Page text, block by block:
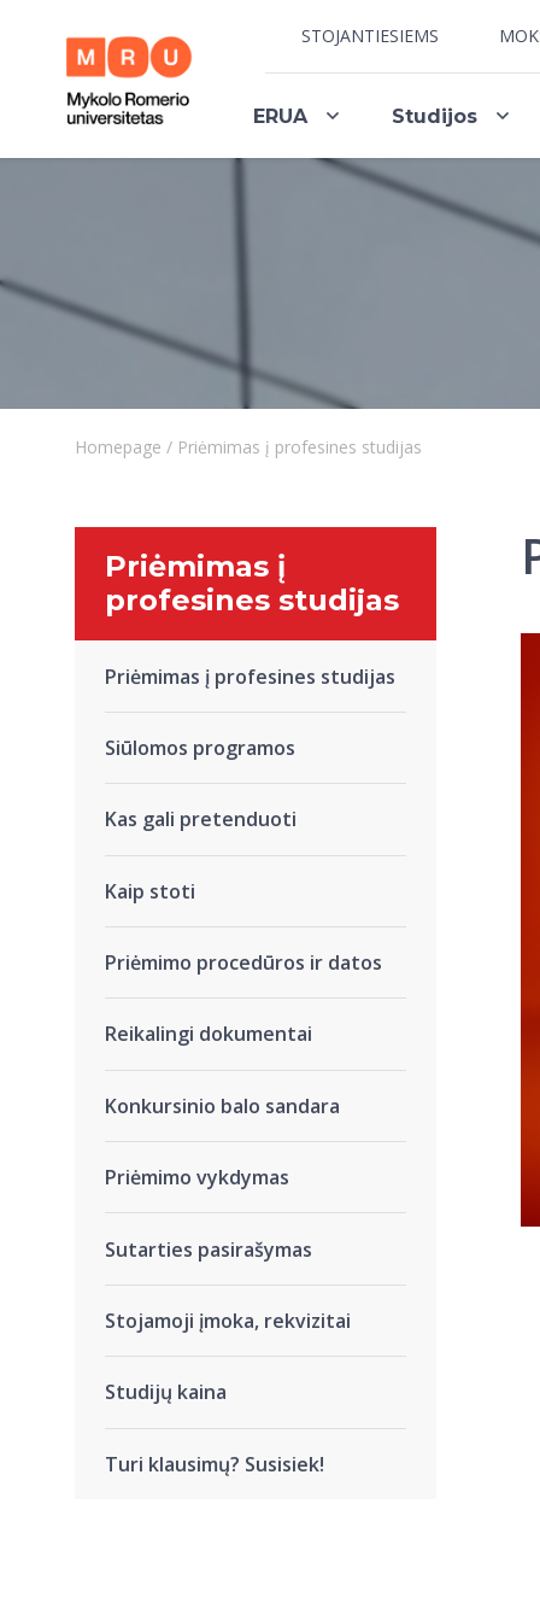
STOJANTIESIEMS
ERUA Studijos
Homepage / Priėmimas į profesines studijas
Priėmimas į
profesines studijas
Priėmimas į profesines studijas
Siūlomos programos
Kas gali pretenduoti
Kaip stoti
Priėmimo procedūros ir datos
Reikalingi dokumentai
Konkursinio balo sandara
Priėmimo vykdymas
Sutarties pasirašymas
Stojamoji įmoka, rekvizitai
Studijų kaina
Turi klausimų? Susisiek!